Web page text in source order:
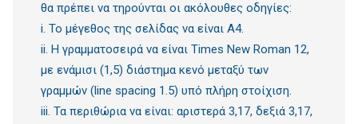
θα πρέπει να τηρούνται οι ακόλουθες οδηγίες:
i. Το μέγεθος της σελίδας να είναι Α4.
ii. Η γραμματοσειρά να είναι Times New Roman 12,
με ενάμισι (1,5) διάστημα κενό μεταξύ των
γραμμών (line spacing 1.5) υπό πλήρη στοίχιση.
iii. Τα περιθώρια να είναι: αριστερά 3,17, δεξιά 3,17,